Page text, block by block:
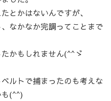
とかはないんですが、
なかなか完調ってことまで
かもしれません(^^ゞ
ルトで捕まったのも考えな
も(^^)